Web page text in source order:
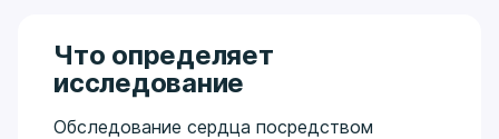
Что определяет
исследование
Обследование сердца посредством